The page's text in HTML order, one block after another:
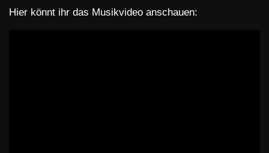
Hier könnt ihr das Musikvideo anschauen: